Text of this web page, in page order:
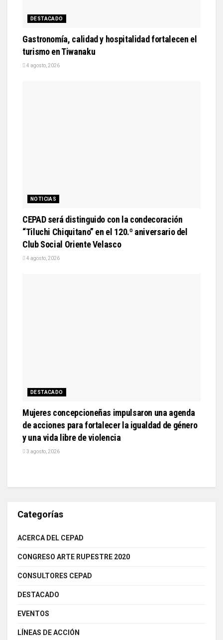
DESTACADO
Gastronomía, calidad y hospitalidad fortalecen el
turismo en Tiwanaku
4 agosto, 2026
NOTICIAS
CEPAD será distinguido con la condecoración
“Tiluchi Chiquitano” en el 120.º aniversario del
Club Social Oriente Velasco
4 agosto, 2026
DESTACADO
Mujeres concepcioneñas impulsaron una agenda
de acciones para fortalecer la igualdad de género
y una vida libre de violencia
3 agosto, 2026
Categorías
ACERCA DEL CEPAD
CONGRESO ARTE RUPESTRE 2020
CONSULTORES CEPAD
DESTACADO
EVENTOS
LÍNEAS DE ACCIÓN